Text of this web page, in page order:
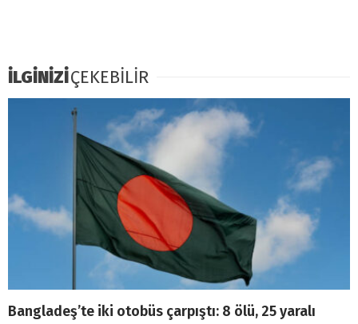
İLGİNİZİÇEKEBİLİR
Bangladeş’te iki otobüs çarpıştı: 8 ölü, 25 yaralı